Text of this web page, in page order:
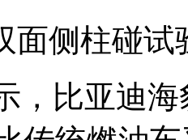
面侧柱碰试
，比亚迪